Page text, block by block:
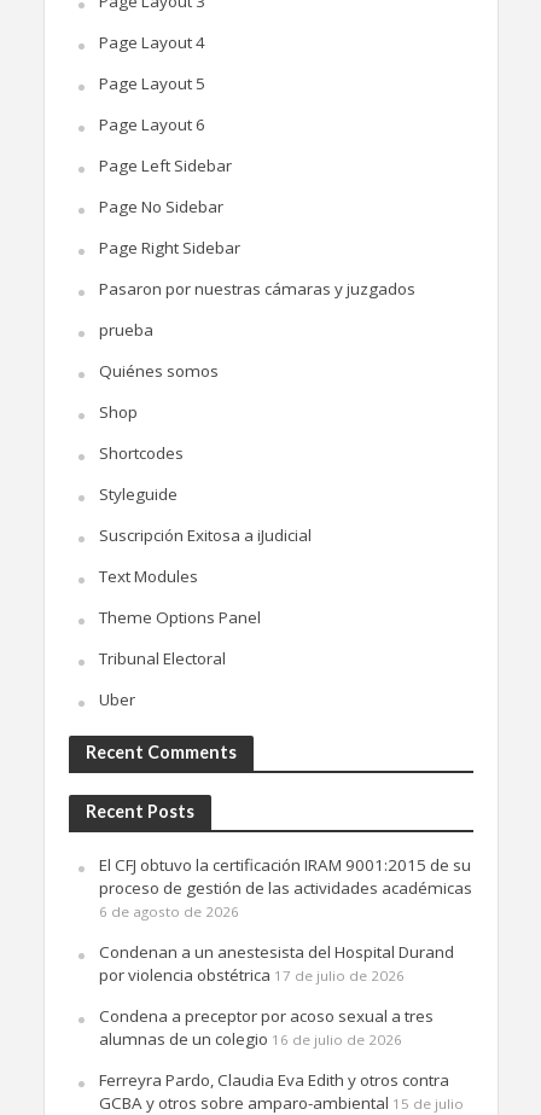
Page Layout 4
Page Layout 5
Page Layout 6
Page Left Sidebar
Page No Sidebar
Page Right Sidebar
Pasaron por nuestras cámaras y juzgados
prueba
Quiénes somos
Shop
Shortcodes
Styleguide
Suscripción Exitosa a iJudicial
Text Modules
Theme Options Panel
Tribunal Electoral
Uber
Recent Comments
Recent Posts
El CFJ obtuvo la certificación IRAM 9001:2015 de su
proceso de gestión de las actividades académicas
6 de agosto de 2026
Condenan a un anestesista del Hospital Durand
por violencia obstétrica 17 de julio de 2026
Condena a preceptor por acoso sexual a tres
alumnas de un colegio 16 de julio de 2026
Ferreyra Pardo, Claudia Eva Edith y otros contra
GCBA y otros sobre amparo-ambiental 15 de julio